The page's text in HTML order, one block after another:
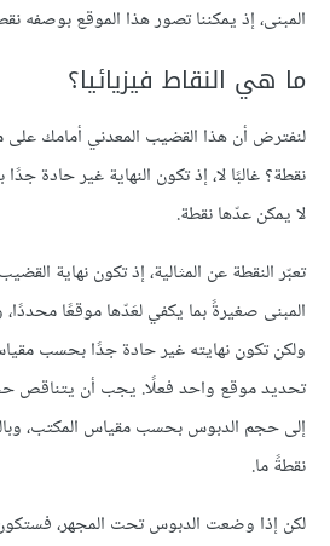
المبنى، إذ يمكننا تصور هذا الموقع بوصفه
ما هي النقاط فيزيائيا؟
لنفترض أن هذا القضيب المعدني أمامك على
نقطة؟ غالبًا لا، إذ تكون النهاية غير حادة
لا يمكن عدّها نقطة.
تعبّر النقطة عن المثالية، إذ تكون نهاية
المبنى صغيرةً بما يكفي لعَدّها موقعًا محددًا،
ولكن تكون نهايته غير حادة جدًا بحسب
تحديد موقع واحد فعلًا. يجب أن يتناقص
إلى حجم الدبوس بحسب مقياس المكتب،
نقطةً ما.
لكن إذا وضعت الدبوس تحت المجهر،